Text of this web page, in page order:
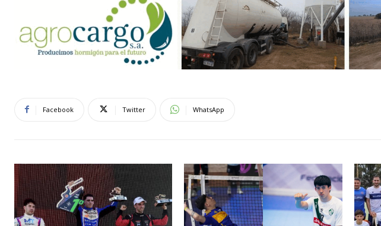
Facebook Twitter WhatsApp